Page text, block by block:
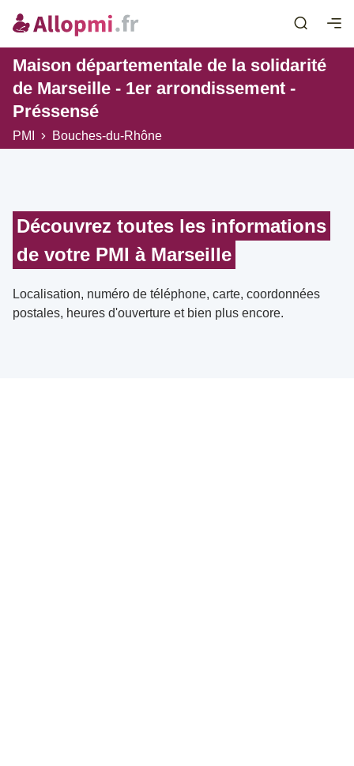
Maison départementale de la solidarité
de Marseille - 1er arrondissement -
Préssensé
PMI Bouches-du-Rhône
Découvrez toutes les informations
de votre PMI à Marseille
Localisation, numéro de téléphone, carte, coordonnées
postales, heures d'ouverture et bien plus encore.